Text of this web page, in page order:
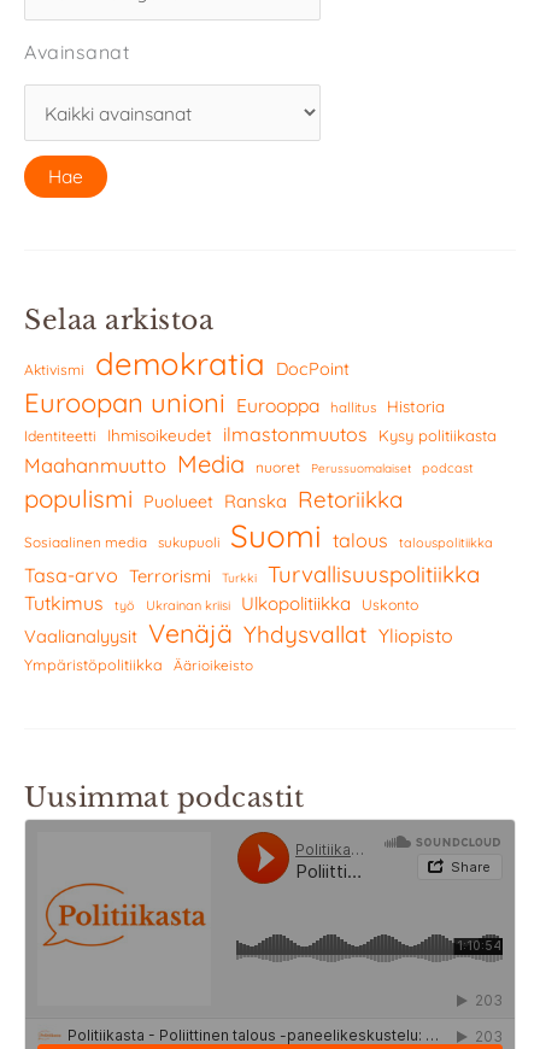
Avainsanat
Selaa arkistoa
Aktivismi demokratia DocPoint
Euroopan unioni Eurooppa hallitus Historia
Identiteetti Ihmisoikeudet ilmastonmuutos Kysy politiikasta
Maahanmuutto Media nuoret Perussuomalaiset podcast
populismi Puolueet Ranska Retoriikka
Sosiaalinen media sukupuoli Suomi talous talouspolitiikka
Tasa-arvo Terrorismi Turkki Turvallisuuspolitiikka
Tutkimus työ Ukrainan kriisi Ulkopolitiikka Uskonto
Vaalianalyysit Venäjä Yhdysvallat Yliopisto
Ympäristöpolitiikka Äärioikeisto
Uusimmat podcastit